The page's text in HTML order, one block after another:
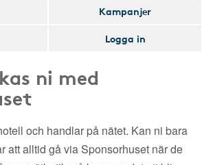
Kampanjer
Logga in
ni med
och handlar på nätet. Kan ni bara
att alltid gå via Sponsorhuset när de